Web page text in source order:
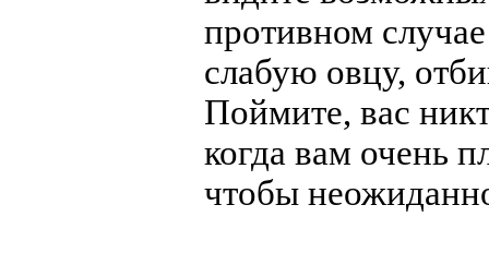
противном
слабую овцу,
Поймите, вас
когда вам очень
чтобы